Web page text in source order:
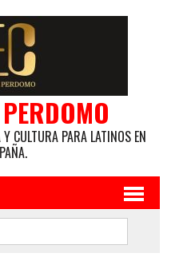
CULTURA PARA LATINOS EN